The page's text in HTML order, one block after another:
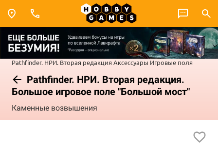
Pathfinder. НРИ. Вторая редакция Аксессуары Игровые поля
Pathfinder. НРИ. Вторая редакция.
Большое игровое поле "Большой мост"
Каменные возвышения